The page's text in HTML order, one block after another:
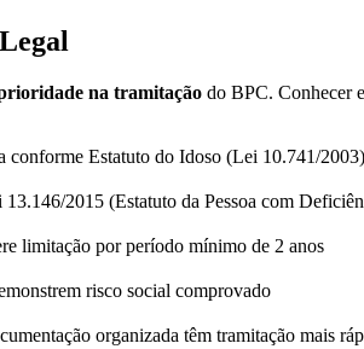
na tramitação do BPC. Conhecer
conforme Estatuto do Idoso (Lei 10.741/2003)
2015 (Estatuto da Pessoa com
limitação por período mínimo de 2 anos
risco social comprovado
organizada têm tramitação mais